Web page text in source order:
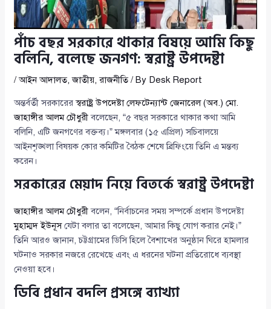
পাঁচ বছর সরকারে থাকার বিষয়ে আমি কিছু
বলিনি, বলেছে জনগণ: স্বরাষ্ট্র উপদেষ্টা
/আইন আদালত,জাতীয়,রাজনীতি/ By Desk Report
অন্তর্বর্তী সরকারেরস্বরাষ্ট্র উপদেষ্টা লেফটেন্যান্ট জেনারেল (অব.) মো.
জাহাঙ্গীর আলম চৌধুরীবলেছেন, “৫ বছর সরকারে থাকার কথা আমি
বলিনি, এটি জনগণের বক্তব্য।” মঙ্গলবার (১৫ এপ্রিল) সচিবালয়ে
আইনশৃঙ্খলা বিষয়ক কোর কমিটির বৈঠক শেষে ব্রিফিংয়ে তিনি এ মন্তব্য
করেন।
সরকারের মেয়াদ নিয়ে বিতর্কে স্বরাষ্ট্র উপদেষ্টা
জাহাঙ্গীর আলম চৌধুরীবলেন, “নির্বাচনের সময় সম্পর্কে প্রধান উপদেষ্টা
মুহাম্মদ ইউনূসযেটা বলার তা বলেছেন, আমার কিছু যোগ করার নেই।”
তিনি আরও জানান, চট্টগ্রামের ডিসি হিলে বৈশাখের অনুষ্ঠান ঘিরে হামলার
ঘটনাও সরকার নজরে রেখেছে এবং এ ধরনের ঘটনা প্রতিরোধে ব্যবস্থা
নেওয়া হবে।
ডিবি প্রধান বদলি প্রসঙ্গে ব্যাখ্যা